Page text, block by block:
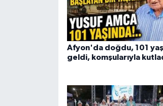
Afyon'da doğdu, 101
geldi, komşularıyla